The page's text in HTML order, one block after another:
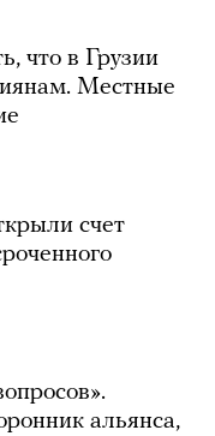
что в Грузии
Местные
счет
альянса,